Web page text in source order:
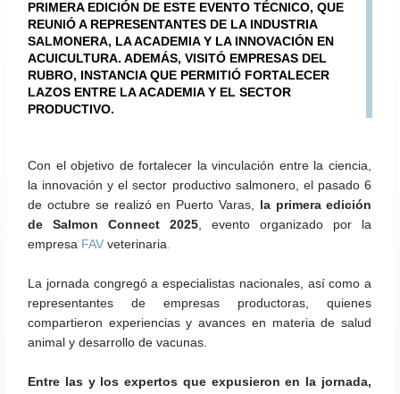
PRIMERA EDICIÓN DE ESTE EVENTO TÉCNICO, QUE
REUNIÓ A REPRESENTANTES DE LA INDUSTRIA
SALMONERA, LA ACADEMIA Y LA INNOVACIÓN EN
ACUICULTURA. ADEMÁS, VISITÓ EMPRESAS DEL
RUBRO, INSTANCIA QUE PERMITIÓ FORTALECER
LAZOS ENTRE LA ACADEMIA Y EL SECTOR
PRODUCTIVO.
Con el objetivo de fortalecer la vinculación entre la ciencia,
la innovación y el sector productivo salmonero, el pasado 6
de octubre se realizó en Puerto Varas,
la primera edición
deSalmon Connect 2025, evento organizado por la
empresa FAVveterinaria.
La jornada congregó a especialistas nacionales, así como a
representantes de empresas productoras, quienes
compartieron experiencias y avances en materia de salud
animal y desarrollo de vacunas.
Entre las y los expertos que expusieron en la jornada,